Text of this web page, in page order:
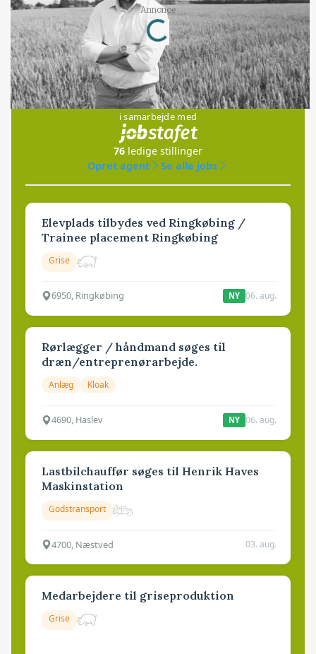
Annonce
Loading...
Jobs
i samarbejde med
76 ledige stillinger
Opret agent
Se alle jobs
Elevplads tilbydes ved Ringkøbing /
Trainee placement Ringkøbing
Grise
6950, Ringkøbing NY 06. aug.
Rørlægger / håndmand søges til
dræn/entreprenørarbejde.
Anlæg Kloak
4690, Haslev NY 06. aug.
Lastbilchauffør søges til Henrik Haves
Maskinstation
Godstransport
4700, Næstved 03. aug.
Medarbejdere til griseproduktion
Grise